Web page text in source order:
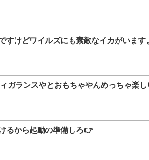
すけどワイルズにも素敵なイカがいます
ガランスやとおもちゃやんめっちゃ楽し
るから起動の準備しろ👉